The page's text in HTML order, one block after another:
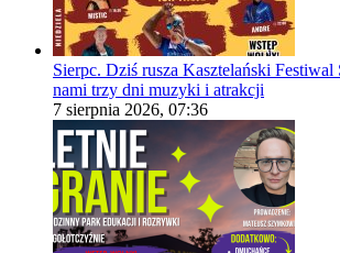
Sierpc. Dziś rusza Kasztelański Festiwal
nami trzy dni muzyki i atrakcji
7 sierpnia 2026, 07:36